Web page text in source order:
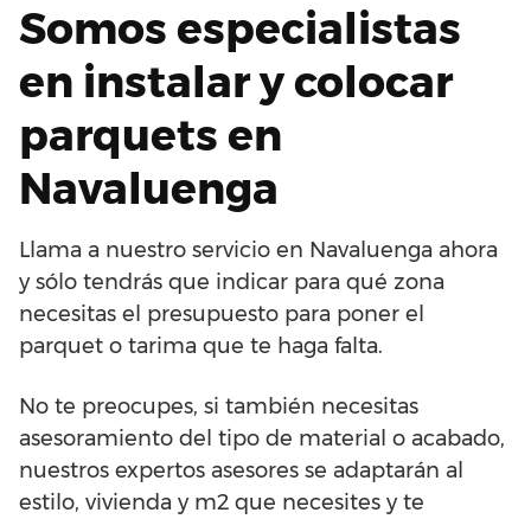
Somos especialistas
en instalar y colocar
parquets en
Navaluenga
Llama a nuestro servicio en Navaluenga ahora
y sólo tendrás que indicar para qué zona
necesitas el presupuesto para poner el
parquet o tarima que te haga falta.
No te preocupes, si también necesitas
asesoramiento del tipo de material o acabado,
nuestros expertos asesores se adaptarán al
estilo, vivienda y m2 que necesites y te